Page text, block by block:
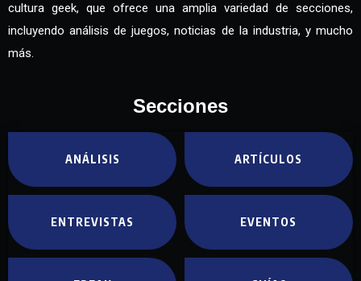
cultura geek, que ofrece una amplia variedad de secciones,
incluyendo análisis de juegos, noticias de la industria, y mucho
más.
Secciones
ANÁLISIS ARTÍCULOS
ENTREVISTAS EVENTOS